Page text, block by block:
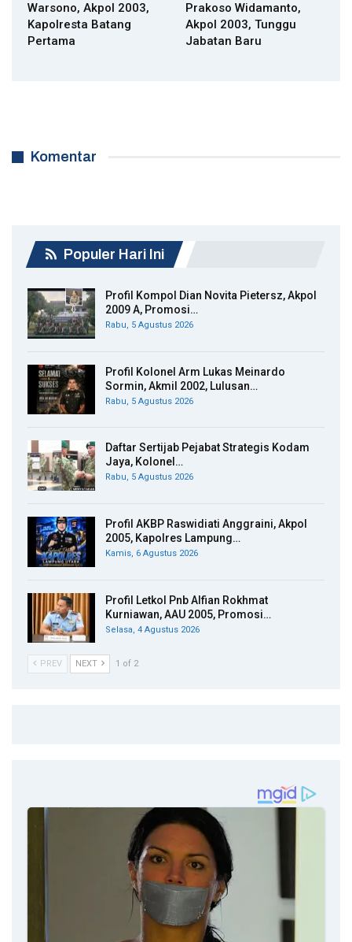
Warsono, Akpol 2003,
Kapolresta Batang
Pertama
Prakoso Widamanto,
Akpol 2003, Tunggu
Jabatan Baru
Komentar
Populer Hari Ini
Profil Kompol Dian Novita Pietersz, Akpol
2009 A, Promosi…
Rabu, 5 Agustus 2026
Profil Kolonel Arm Lukas Meinardo
Sormin, Akmil 2002, Lulusan…
Rabu, 5 Agustus 2026
Daftar Sertijab Pejabat Strategis Kodam
Jaya, Kolonel…
Rabu, 5 Agustus 2026
Profil AKBP Raswidiati Anggraini, Akpol
2005, Kapolres Lampung…
Kamis, 6 Agustus 2026
Profil Letkol Pnb Alfian Rokhmat
Kurniawan, AAU 2005, Promosi…
Selasa, 4 Agustus 2026
PREV NEXT 1 of 2